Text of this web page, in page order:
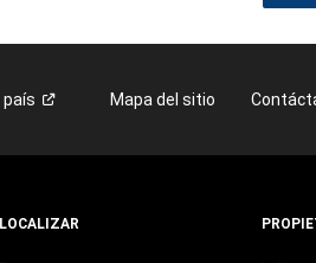
país Mapa del sitio
LOCALIZAR